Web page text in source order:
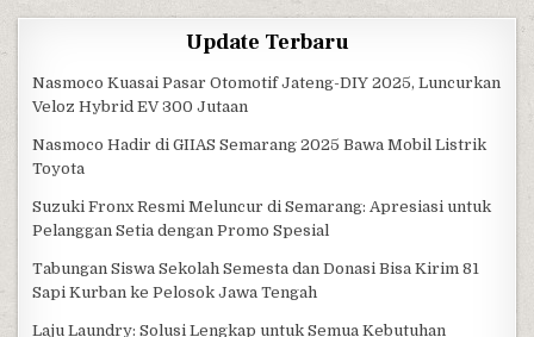
Update Terbaru
Nasmoco Kuasai Pasar Otomotif Jateng-DIY 2025, Luncurkan
Veloz Hybrid EV 300 Jutaan
Nasmoco Hadir di GIIAS Semarang 2025 Bawa Mobil Listrik
Toyota
Suzuki Fronx Resmi Meluncur di Semarang: Apresiasi untuk
Pelanggan Setia dengan Promo Spesial
Tabungan Siswa Sekolah Semesta dan Donasi Bisa Kirim 81
Sapi Kurban ke Pelosok Jawa Tengah
Laju Laundry: Solusi Lengkap untuk Semua Kebutuhan